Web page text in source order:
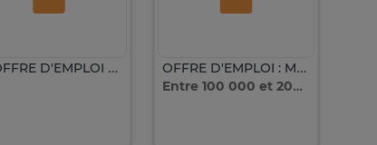
📢 OFFRE D'EMPLOI – BOYS DE MAISON
OFFRE D'EMPLOI : MASSEUSE, MASSEURE PROFESSIONNELLES (H/F)
Entre 100 000 et 200 000